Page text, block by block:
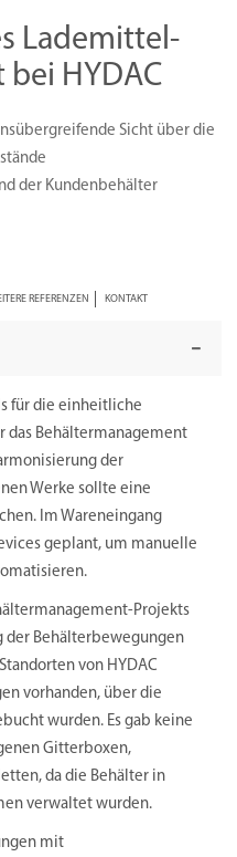
Lademittel­
HYDAC
Sicht über die
der Kundenbehälter
REFERENZEN KONTAKT
für die einheitliche
das Behältermanagement
der
Werke sollte eine
Im Wareneingang
geplant, um manuelle
Projekts
der Behälterbewegungen
von HYDAC
vorhanden, über die
wurden. Es gab keine
Gitterboxen,
da die Behälter in
verwaltet wurden.
mit